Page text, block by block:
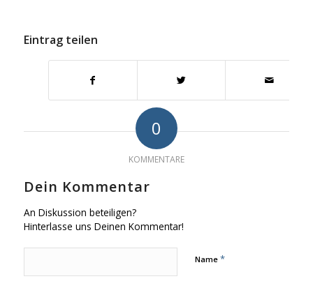
Eintrag teilen
0
KOMMENTARE
Dein Kommentar
An Diskussion beteiligen?
Hinterlasse uns Deinen Kommentar!
Name *